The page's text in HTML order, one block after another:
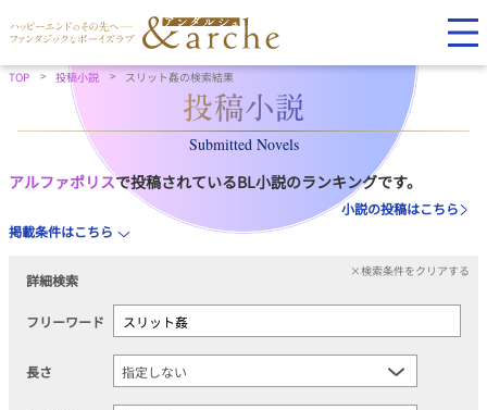
TOP 投稿小説 スリット姦の検索結果
Submitted Novels
アルファポリスで投稿されているBL小説のランキングです。
小説の投稿はこちら
掲載条件はこちら
詳細検索
×検索条件をクリアする
フリーワード
長さ